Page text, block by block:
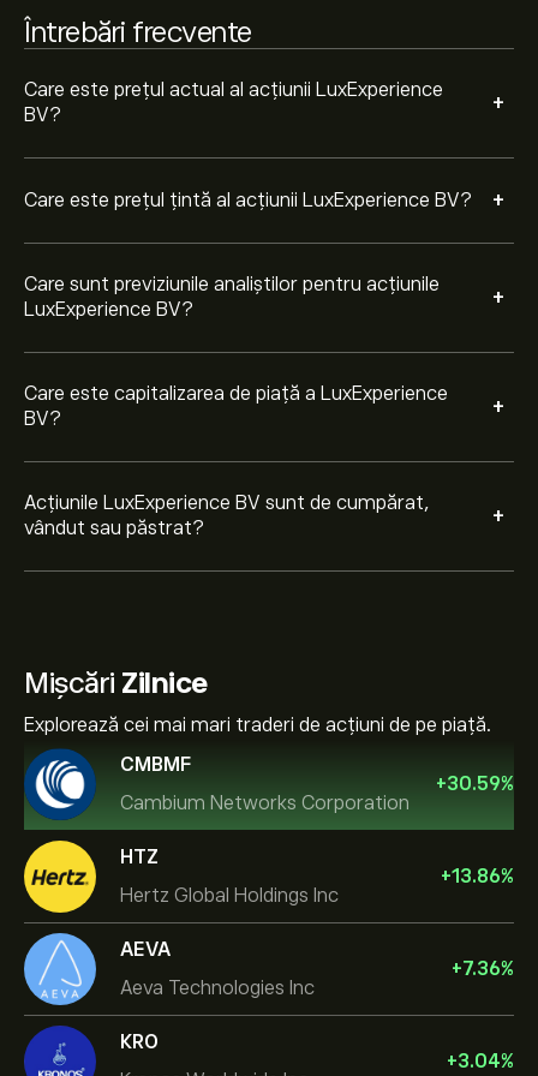
Întrebări frecvente
Care este prețul actual al acțiunii LuxExperience
BV?
+
Care este prețul țintă al acțiunii LuxExperience BV? +
Care sunt previziunile analiștilor pentru acțiunile
LuxExperience BV?
+
Care este capitalizarea de piață a LuxExperience
BV?
+
Acțiunile LuxExperience BV sunt de cumpărat,
vândut sau păstrat?
+
Pe baza recomandărilor a 2 analiști pentru LUXE în
ultimele 3 luni, consensul general este Cumpărare
Mișcări Zilnice
Explorează cei mai mari traderi de acțiuni de pe piață.
CMBMF
Cambium Networks Corporation
+30.59%
HTZ
Hertz Global Holdings Inc
+13.86%
AEVA
Aeva Technologies Inc
+7.36%
KRO
+3.04%